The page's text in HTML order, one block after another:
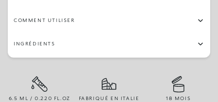
COMMENT UTILISER
INGRÉDIENTS
6.5 ML / 0.220 FL.OZ FABRIQUÉ EN ITALIE 18 MOIS